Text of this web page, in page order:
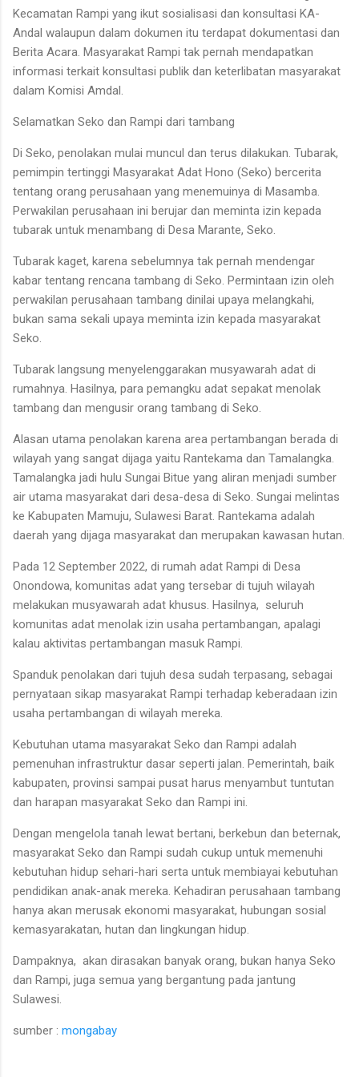
Kecamatan Rampi yang ikut sosialisasi dan konsultasi KA-
Andal walaupun dalam dokumen itu terdapat dokumentasi dan
Berita Acara. Masyarakat Rampi tak pernah mendapatkan
informasi terkait konsultasi publik dan keterlibatan masyarakat
dalam Komisi Amdal.
Selamatkan Seko dan Rampi dari tambang
Di Seko, penolakan mulai muncul dan terus dilakukan. Tubarak,
pemimpin tertinggi Masyarakat Adat Hono (Seko) bercerita
tentang orang perusahaan yang menemuinya di Masamba.
Perwakilan perusahaan ini berujar dan meminta izin kepada
tubarak untuk menambang di Desa Marante, Seko.
Tubarak kaget, karena sebelumnya tak pernah mendengar
kabar tentang rencana tambang di Seko. Permintaan izin oleh
perwakilan perusahaan tambang dinilai upaya melangkahi,
bukan sama sekali upaya meminta izin kepada masyarakat
Seko.
Tubarak langsung menyelenggarakan musyawarah adat di
rumahnya. Hasilnya, para pemangku adat sepakat menolak
tambang dan mengusir orang tambang di Seko.
Alasan utama penolakan karena area pertambangan berada di
wilayah yang sangat dijaga yaitu Rantekama dan Tamalangka.
Tamalangka jadi hulu Sungai Bitue yang aliran menjadi sumber
air utama masyarakat dari desa-desa di Seko. Sungai melintas
ke Kabupaten Mamuju, Sulawesi Barat. Rantekama adalah
daerah yang dijaga masyarakat dan merupakan kawasan hutan.
Pada 12 September 2022, di rumah adat Rampi di Desa
Onondowa, komunitas adat yang tersebar di tujuh wilayah
melakukan musyawarah adat khusus. Hasilnya, seluruh
komunitas adat menolak izin usaha pertambangan, apalagi
kalau aktivitas pertambangan masuk Rampi.
Spanduk penolakan dari tujuh desa sudah terpasang, sebagai
pernyataan sikap masyarakat Rampi terhadap keberadaan izin
usaha pertambangan di wilayah mereka.
Kebutuhan utama masyarakat Seko dan Rampi adalah
pemenuhan infrastruktur dasar seperti jalan. Pemerintah, baik
kabupaten, provinsi sampai pusat harus menyambut tuntutan
dan harapan masyarakat Seko dan Rampi ini.
Dengan mengelola tanah lewat bertani, berkebun dan beternak,
masyarakat Seko dan Rampi sudah cukup untuk memenuhi
kebutuhan hidup sehari-hari serta untuk membiayai kebutuhan
pendidikan anak-anak mereka. Kehadiran perusahaan tambang
hanya akan merusak ekonomi masyarakat, hubungan sosial
kemasyarakatan, hutan dan lingkungan hidup.
Dampaknya, akan dirasakan banyak orang, bukan hanya Seko
dan Rampi, juga semua yang bergantung pada jantung
Sulawesi.
sumber : mongabay